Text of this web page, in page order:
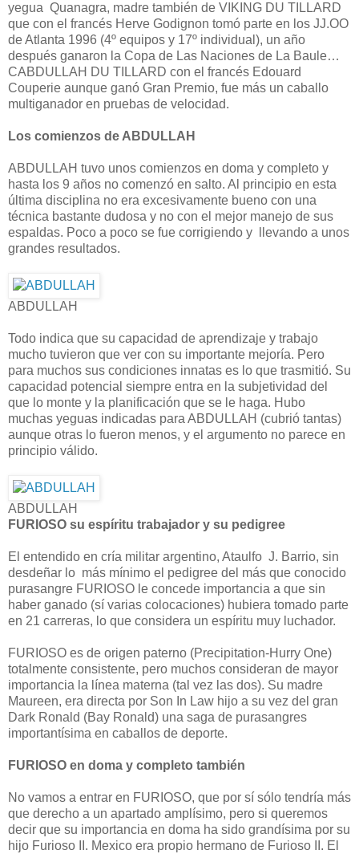
yegua Quanagra, madre también de VIKING DU TILLARD
que con el francés Herve Godignon tomó parte en los JJ.OO
de Atlanta 1996 (4º equipos y 17º individual), un año
después ganaron la Copa de Las Naciones de La Baule…
CABDULLAH DU TILLARD con el francés Edouard
Couperie aunque ganó Gran Premio, fue más un caballo
multiganador en pruebas de velocidad.
Los comienzos de ABDULLAH
ABDULLAH tuvo unos comienzos en doma y completo y
hasta los 9 años no comenzó en salto. Al principio en esta
última disciplina no era excesivamente bueno con una
técnica bastante dudosa y no con el mejor manejo de sus
espaldas. Poco a poco se fue corrigiendo y llevando a unos
grandes resultados.
ABDULLAH
Todo indica que su capacidad de aprendizaje y trabajo
mucho tuvieron que ver con su importante mejoría. Pero
para muchos sus condiciones innatas es lo que trasmitió. Su
capacidad potencial siempre entra en la subjetividad del
que lo monte y la planificación que se le haga. Hubo
muchas yeguas indicadas para ABDULLAH (cubrió tantas)
aunque otras lo fueron menos, y el argumento no parece en
principio válido.
ABDULLAH
FURIOSO su espíritu trabajador y su pedigree
El entendido en cría militar argentino, Ataulfo J. Barrio, sin
desdeñar lo más mínimo el pedigree del más que conocido
purasangre FURIOSO le concede importancia a que sin
haber ganado (sí varias colocaciones) hubiera tomado parte
en 21 carreras, lo que considera un espíritu muy luchador.
FURIOSO es de origen paterno (Precipitation-Hurry One)
totalmente consistente, pero muchos consideran de mayor
importancia la línea materna (tal vez las dos). Su madre
Maureen, era directa por Son In Law hijo a su vez del gran
Dark Ronald (Bay Ronald) una saga de purasangres
importantísima en caballos de deporte.
FURIOSO en doma y completo también
No vamos a entrar en FURIOSO, que por sí sólo tendría más
que derecho a un apartado amplísimo, pero si queremos
decir que su importancia en doma ha sido grandísima por su
hijo Furioso II. Mexico era propio hermano de Furioso II. El